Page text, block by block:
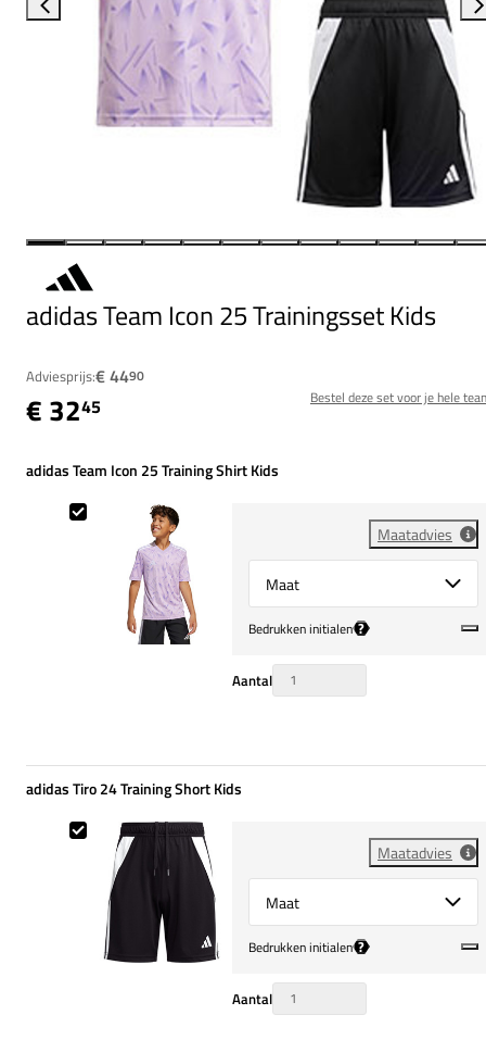
adidas Team Icon 25 Trainingsset Kids
Adviesprijs:€ 4490
€ 3245 Bestel deze set voor je hele
adidas Team Icon 25 Training Shirt Kids
Maatadvies
Select {option} for {name}
Bedrukken initialen ?
Aantal
adidas Team Icon 25 Training Shirt Kids
adidas Tiro 24 Training Short Kids
Maatadvies
Select {option} for {name}
Bedrukken initialen ?
Aantal
adidas Tiro 24 Training Short Kids